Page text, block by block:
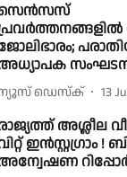
ഡെസ്ക് 13
അശ്ലീല
ഇൻസ്റ്റഗ്രാം !